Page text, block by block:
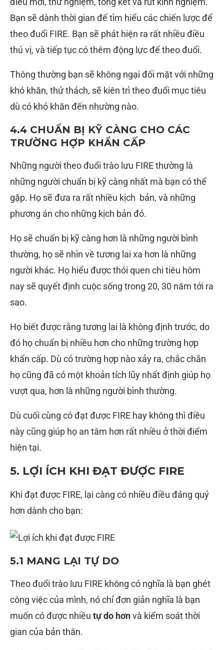
Bạn sẽ dành thời gian để tìm hiểu các chiến lược để
theo đuổi FIRE. Bạn sẽ phát hiện ra rất nhiều điều
thú vị, và tiếp tục có thêm động lực để theo đuổi.
Thông thường bạn sẽ không ngại đối mặt với những
khó khăn, thử thách, sẽ kiên trì theo đuổi mục tiêu
dù có khó khăn đến nhường nào.
4.4 CHUẨN BỊ KỸ CÀNG CHO CÁC
TRƯỜNG HỢP KHẨN CẤP
Những người theo đuổi trào lưu FIRE thường là
những người chuẩn bị kỹ càng nhất mà bạn có thể
gặp. Họ sẽ đưa ra rất nhiều kịch bản, và những
phương án cho những kịch bản đó.
Họ sẽ chuẩn bị kỹ càng hơn là những người bình
thường, họ sẽ nhìn về tương lai xa hơn là những
người khác. Họ hiểu được thói quen chi tiêu hôm
nay sẽ quyết định cuộc sống trong 20, 30 năm tới ra
sao.
Họ biết được rằng tương lai là không định trước, do
đó họ chuẩn bị nhiều hơn cho những trường hợp
khẩn cấp. Dù có trường hợp nào xảy ra, chắc chắn
họ cũng đã có một khoản tích lũy nhất định giúp họ
vượt qua, hơn là những người bình thường.
Dù cuối cùng có đạt được FIRE hay không thì điều
này cũng giúp họ an tâm hơn rất nhiều ở thời điểm
hiện tại.
5. LỢI ÍCH KHI ĐẠT ĐƯỢC FIRE
Khi đạt được FIRE, lại càng có nhiều điều đáng quý
hơn dành cho bạn:
5.1 MANG LẠI TỰ DO
Theo đuổi trào lưu FIRE không có nghĩa là bạn ghét
công việc của mình, nó chỉ đơn giản nghĩa là bạn
muốn có được nhiều tự do hơnvà kiểm soát thời
gian của bản thân.